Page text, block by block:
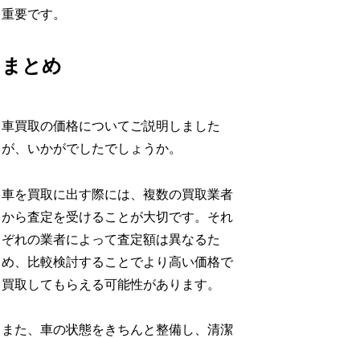
重要です。
まとめ
車買取の価格についてご説明しました
が、いかがでしたでしょうか。
車を買取に出す際には、複数の買取業者
から査定を受けることが大切です。それ
ぞれの業者によって査定額は異なるた
め、比較検討することでより高い価格で
買取してもらえる可能性があります。
また、車の状態をきちんと整備し、清潔